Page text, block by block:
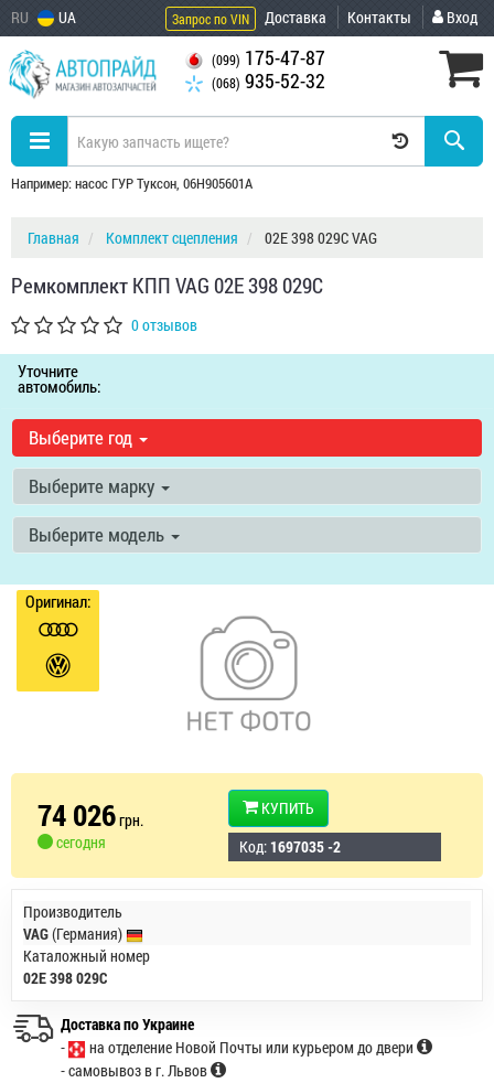
RU UA Запрос по VIN Доставка Контакты Вход
(099) 175-47-87
(068) 935-52-32
Например: насос ГУР Туксон, 06H905601A
Главная Комплект сцепления 02E 398 029C VAG
Ремкомплект КПП VAG 02E 398 029C
0 отзывов
Уточните
автомобиль:
Выберите год
Выберите марку
Выберите модель
Оригинал:
74 026грн.
сегодня
КУПИТЬ
Код: 1697035 -2
Производитель
VAG(Германия)
Каталожный номер
02E 398 029C
Доставка по Украине
-
на отделение Новой Почты или курьером до двери
- самовывоз в г. Львов